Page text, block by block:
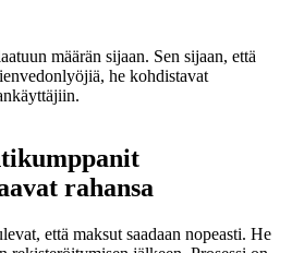
määrän sijaan. Sen sijaan, että
he kohdistavat
rahansa
että maksut saadaan nopeasti. He